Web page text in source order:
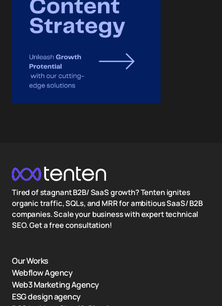
Tired of stagnant B2B/ SaaS growth? Tenten ignites
organic traffic, SQLs, and MRR for ambitious SaaS/ B2B
companies. Scale your business with expert technical
SEO. Get a free consultation!
Our Works
Webflow Agency
Web3 Marketing Agency
ESG design agency